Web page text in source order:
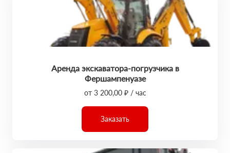
Аренда экскаватора-погрузчика в
Фершампенуазе
от 3 200,00 ₽ / час
Заказать